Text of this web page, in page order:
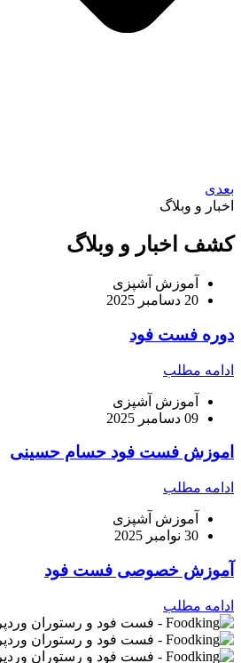
بعدی
اخبار و وبلاگ
کشف اخبار و وبلاگ
آموزش آشپزی
20 دسامبر 2025
دوره فست فود
ادامه مطلب
آموزش آشپزی
09 دسامبر 2025
اموزش فست فود حسام حسینی
ادامه مطلب
آموزش آشپزی
30 نوامبر 2025
آموزش خصوصی فست فود
ادامه مطلب